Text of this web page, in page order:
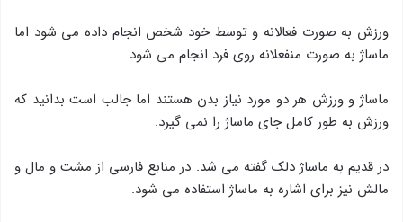
ورزش به صورت فعالانه و توسط خود شخص انجام داده می شود اما
ماساژ به صورت منفعلانه روی فرد انجام می شود.
ماساژ و ورزش هر دو مورد نیاز بدن هستند اما جالب است بدانید که
ورزش به طور کامل جای ماساژ را نمی گیرد.
در قدیم به ماساژ دلك گفته می شد. در منابع فارسی از مشت و مال و
مالش نیز برای اشاره به ماساژ استفاده می شود.